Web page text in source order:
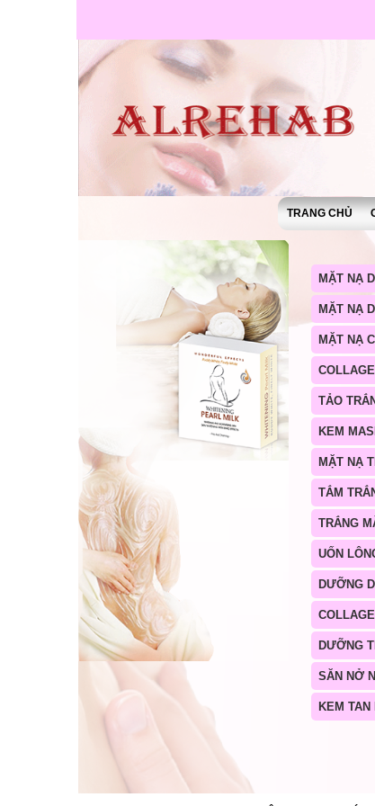
TRANG CHỦ
MẶT NẠ
MẶT NẠ
MẶT NẠ
TẢO
KEM
MẶT NẠ
TẮM
TRẮNG
UỐN
DƯỠNG
DƯỠNG
SĂN NỞ
KEM